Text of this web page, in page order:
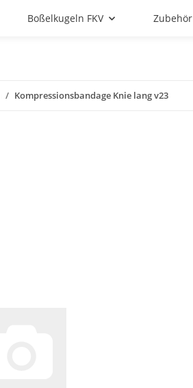
Boßelkugeln FKV Zubehör
Kompressionsbandage Knie lang v23